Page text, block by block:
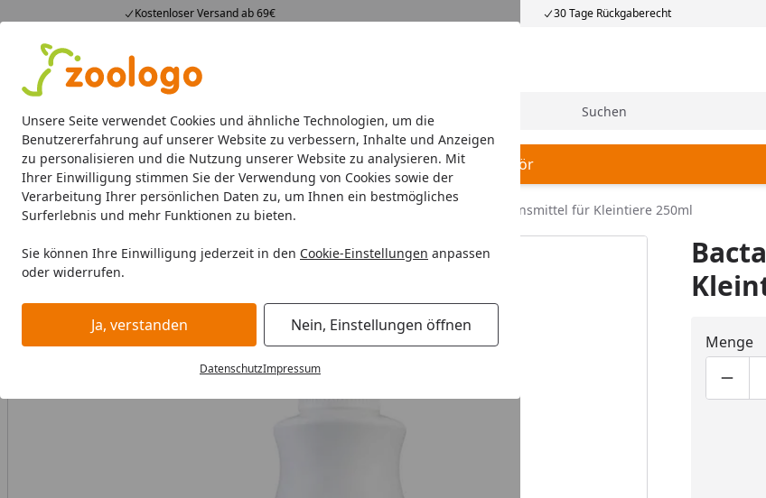
Unsere Seite verwendet Cookies und ähnliche Technologien, um die
Benutzererfahrung auf unserer Website zu verbessern, Inhalte und Anzeigen
zu personalisieren und die Nutzung unserer Website zu analysieren. Mit
Ihrer Einwilligung stimmen Sie der Verwendung von Cookies sowie der
Verarbeitung Ihrer persönlichen Daten zu, um Ihnen ein bestmögliches
Surferlebnis und mehr Funktionen zu bieten.
Sie können Ihre Einwilligung jederzeit in den Cookie-Einstellungen anpassen
oder widerrufen.
Ja, verstanden Nein, Einstellungen öffnen
DatenschutzImpressum
Kostenloser Versand ab 69€ 30 Tage Rückgaberecht
4,74
23.587 Bewertungen
Alle Produkte
Alle Produkte Angebote Neuheiten Sommerhits Suche
Kleintier Kleintierfutter Kleintierheime Pflege & Hygiene Zubehör
Startseite
Kleintier Pflege & Hygiene Desinfektion & Reinigung Bactazol Desinfektionsmittel für Kleintiere 250ml
BALD VERGRIFFEN Menge